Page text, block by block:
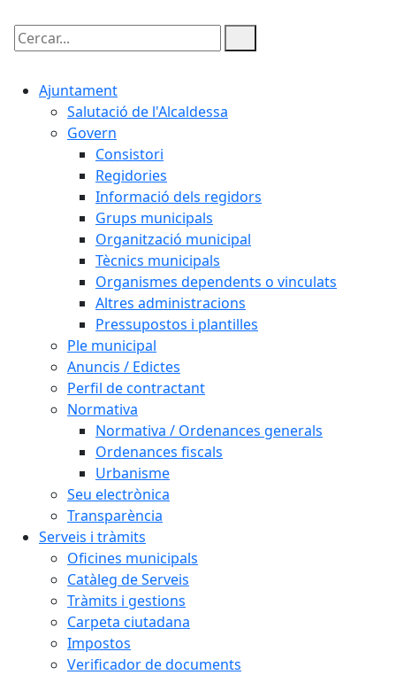
Cercar:
Ajuntament
Salutació de l'Alcaldessa
Govern
Consistori
Regidories
Informació dels regidors
Grups municipals
Organització municipal
Tècnics municipals
Organismes dependents o vinculats
Altres administracions
Pressupostos i plantilles
Ple municipal
Anuncis / Edictes
Perfil de contractant
Normativa
Normativa / Ordenances generals
Ordenances fiscals
Urbanisme
Seu electrònica
Transparència
Serveis i tràmits
Oficines municipals
Catàleg de Serveis
Tràmits i gestions
Carpeta ciutadana
Impostos
Verificador de documents